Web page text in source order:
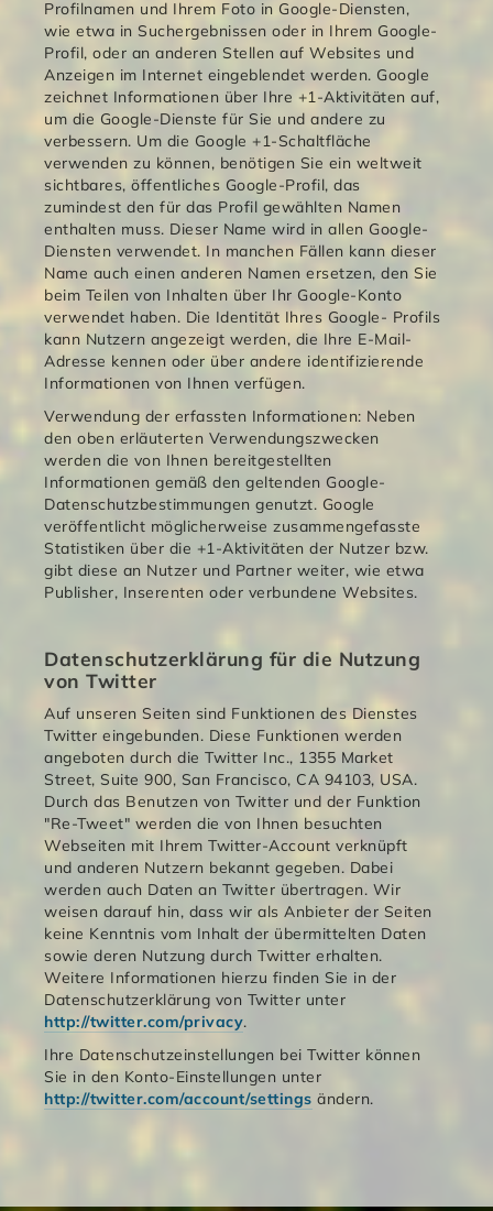
Profilnamen und Ihrem Foto in Google-Diensten,
wie etwa in Suchergebnissen oder in Ihrem Google-
Profil, oder an anderen Stellen auf Websites und
Anzeigen im Internet eingeblendet werden. Google
zeichnet Informationen über Ihre +1-Aktivitäten auf,
um die Google-Dienste für Sie und andere zu
verbessern. Um die Google +1-Schaltfläche
verwenden zu können, benötigen Sie ein weltweit
sichtbares, öffentliches Google-Profil, das
zumindest den für das Profil gewählten Namen
enthalten muss. Dieser Name wird in allen Google-
Diensten verwendet. In manchen Fällen kann dieser
Name auch einen anderen Namen ersetzen, den Sie
beim Teilen von Inhalten über Ihr Google-Konto
verwendet haben. Die Identität Ihres Google- Profils
kann Nutzern angezeigt werden, die Ihre E-Mail-
Adresse kennen oder über andere identifizierende
Informationen von Ihnen verfügen.
Verwendung der erfassten Informationen: Neben
den oben erläuterten Verwendungszwecken
werden die von Ihnen bereitgestellten
Informationen gemäß den geltenden Google-
Datenschutzbestimmungen genutzt. Google
veröffentlicht möglicherweise zusammengefasste
Statistiken über die +1-Aktivitäten der Nutzer bzw.
gibt diese an Nutzer und Partner weiter, wie etwa
Publisher, Inserenten oder verbundene Websites.
Datenschutzerklärung für die Nutzung
von Twitter
Auf unseren Seiten sind Funktionen des Dienstes
Twitter eingebunden. Diese Funktionen werden
angeboten durch die Twitter Inc., 1355 Market
Street, Suite 900, San Francisco, CA 94103, USA.
Durch das Benutzen von Twitter und der Funktion
"Re-Tweet" werden die von Ihnen besuchten
Webseiten mit Ihrem Twitter-Account verknüpft
und anderen Nutzern bekannt gegeben. Dabei
werden auch Daten an Twitter übertragen. Wir
weisen darauf hin, dass wir als Anbieter der Seiten
keine Kenntnis vom Inhalt der übermittelten Daten
sowie deren Nutzung durch Twitter erhalten.
Weitere Informationen hierzu finden Sie in der
Datenschutzerklärung von Twitter unter
http://twitter.com/privacy.
Ihre Datenschutzeinstellungen bei Twitter können
Sie in den Konto-Einstellungen unter
http://twitter.com/account/settings ändern.